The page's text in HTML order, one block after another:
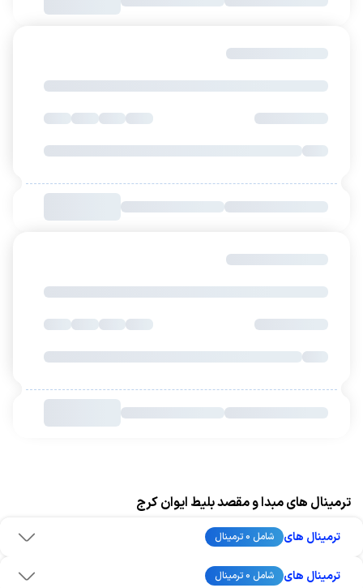
ترمینال های مبدا و مقصد بلیط ایوان کرج
ترمینال های شامل 0 ترمینال
ترمینال های شامل 0 ترمینال